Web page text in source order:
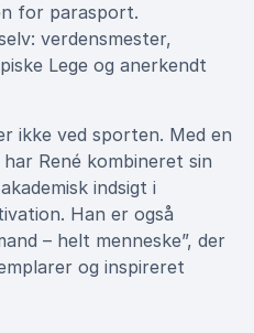
for parasport.
verdensmester,
Lege og anerkendt
ikke ved sporten. Med en
René kombineret sin
indsigt i
Han er også
– helt menneske”, der
og inspireret